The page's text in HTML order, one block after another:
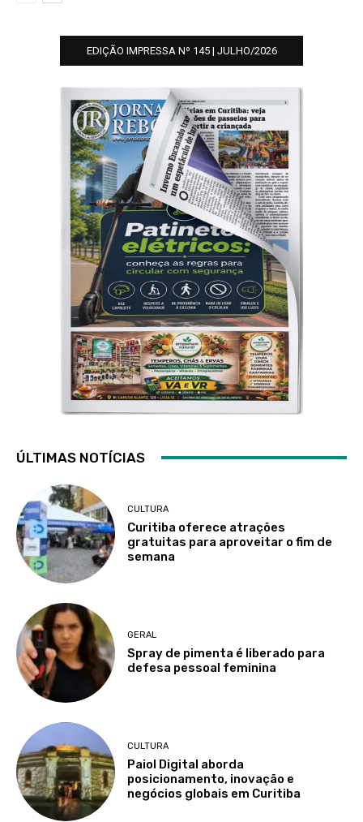
EDIÇÃO IMPRESSA Nº 145 | JULHO/2026
ÚLTIMAS NOTÍCIAS
CULTURA
Curitiba oferece atrações
gratuitas para aproveitar o fim de
semana
GERAL
Spray de pimenta é liberado para
defesa pessoal feminina
CULTURA
Paiol Digital aborda
posicionamento, inovação e
negócios globais em Curitiba